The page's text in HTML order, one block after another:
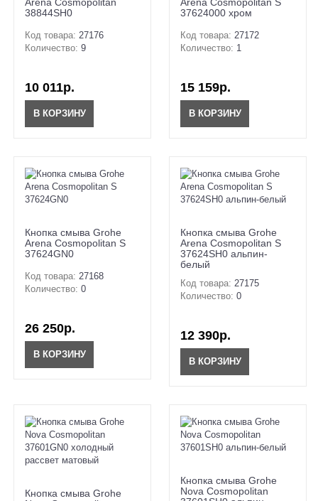
Arena Cosmopolitan
38844SH0
Код товара: 27176
Количество: 9
10 011р.
В КОРЗИНУ
Arena Cosmopolitan S
37624000 хром
Код товара: 27172
Количество: 1
15 159р.
В КОРЗИНУ
Кнопка смыва Grohe
Arena Cosmopolitan S
37624GN0
Код товара: 27168
Количество: 0
26 250р.
В КОРЗИНУ
Кнопка смыва Grohe
Arena Cosmopolitan S
37624SH0 альпин-
белый
Код товара: 27175
Количество: 0
12 390р.
В КОРЗИНУ
Кнопка смыва Grohe
Кнопка смыва Grohe
Nova Cosmopolitan